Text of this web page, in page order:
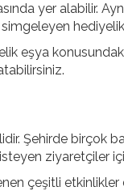
yer alabilir.
eşya
Şehirde birçok
ziyaretçiler
çeşitli